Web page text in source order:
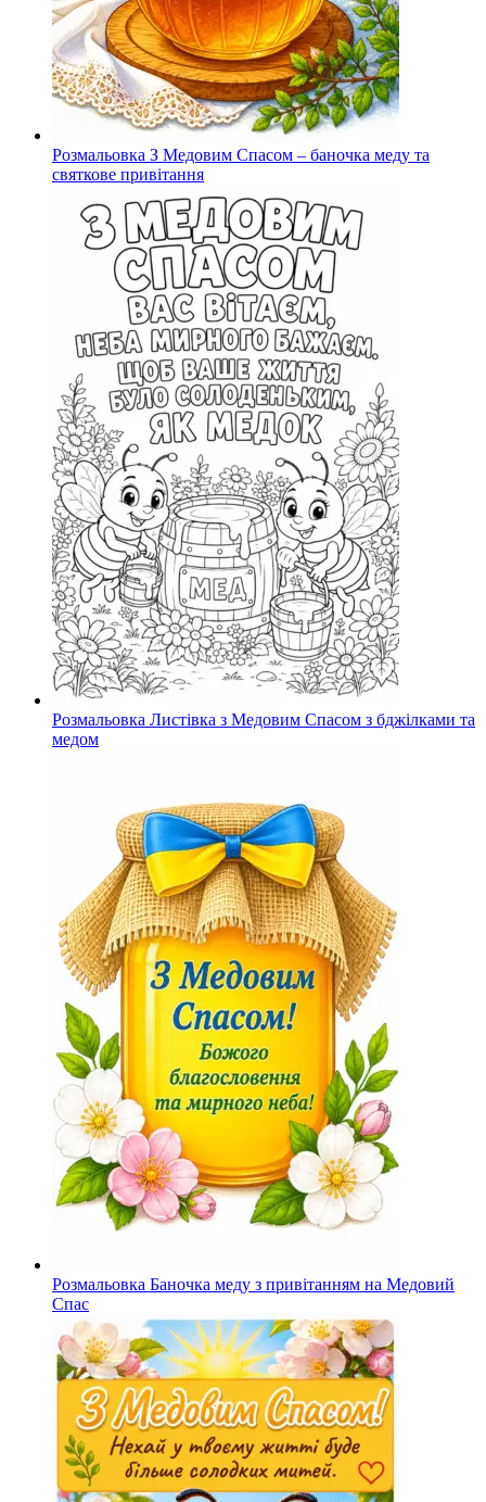
Розмальовка З Медовим Спасом – баночка меду та
святкове привітання
Розмальовка Листівка з Медовим Спасом з бджілками та
медом
Розмальовка Баночка меду з привітанням на Медовий
Спас